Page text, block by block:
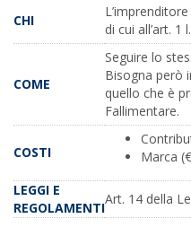
CHI
di cui all’art. 1
COME
Seguire lo
Bisogna però
quello che è
Fallimentare.
COSTI
Marca
LEGGI E
REGOLAMENTI
Art. 14 della